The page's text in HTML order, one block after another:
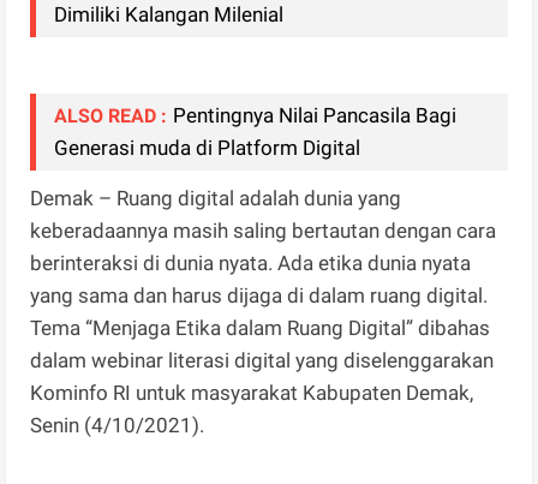
Dimiliki Kalangan Milenial
ALSO READ : Pentingnya Nilai Pancasila Bagi
Generasi muda di Platform Digital
Demak – Ruang digital adalah dunia yang
keberadaannya masih saling bertautan dengan cara
berinteraksi di dunia nyata. Ada etika dunia nyata
yang sama dan harus dijaga di dalam ruang digital.
Tema “Menjaga Etika dalam Ruang Digital” dibahas
dalam webinar literasi digital yang diselenggarakan
Kominfo RI untuk masyarakat Kabupaten Demak,
Senin (4/10/2021).